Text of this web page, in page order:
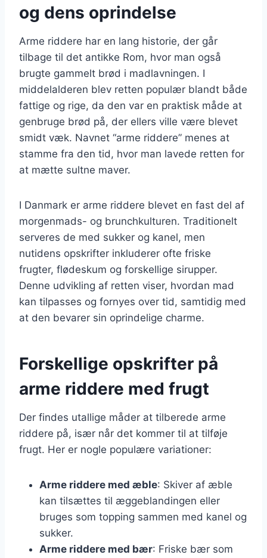
og dens oprindelse
Arme riddere har en lang historie, der går
tilbage til det antikke Rom, hvor man også
brugte gammelt brød i madlavningen. I
middelalderen blev retten populær blandt både
fattige og rige, da den var en praktisk måde at
genbruge brød på, der ellers ville være blevet
smidt væk. Navnet “arme riddere” menes at
stamme fra den tid, hvor man lavede retten for
at mætte sultne maver.
I Danmark er arme riddere blevet en fast del af
morgenmads- og brunchkulturen. Traditionelt
serveres de med sukker og kanel, men
nutidens opskrifter inkluderer ofte friske
frugter, flødeskum og forskellige sirupper.
Denne udvikling af retten viser, hvordan mad
kan tilpasses og fornyes over tid, samtidig med
at den bevarer sin oprindelige charme.
Forskellige opskrifter på
arme riddere med frugt
Der findes utallige måder at tilberede arme
riddere på, især når det kommer til at tilføje
frugt. Her er nogle populære variationer:
Arme riddere med æble: Skiver af æble
kan tilsættes til æggeblandingen eller
bruges som topping sammen med kanel og
sukker.
Arme riddere med bær: Friske bær som